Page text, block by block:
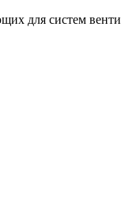
для систем